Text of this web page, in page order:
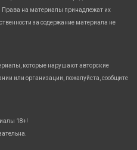
Права на материалы принадлежат их
за содержание материала не
которые нарушают авторские
или организации, пожалуйста, сообщите
18+!